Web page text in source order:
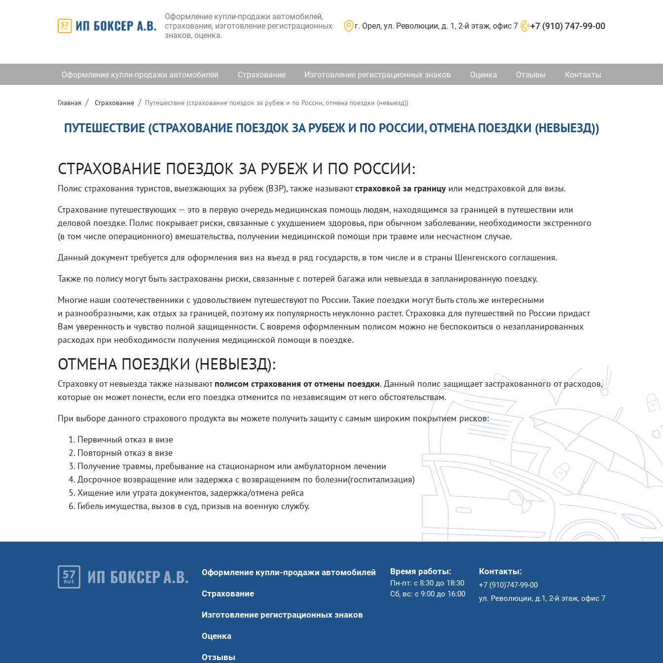
Оформление купли-продажи автомобилей,
страхование, изготовление регистрационных
знаков, оценка.
г. Орел, ул. Революции, д. 1, 2-й этаж, офис 7 +7 (910) 747-99-00
Оформление купли-продажи автомобилей Страхование Изготовление регистрационных знаков Оценка Отзывы Контакты
Главная Страхование Путешествие (страхование поездок за рубеж и по России, отмена поездки (невыезд))
ПУТЕШЕСТВИЕ (СТРАХОВАНИЕ ПОЕЗДОК ЗА РУБЕЖ И ПО РОССИИ, ОТМЕНА ПОЕЗДКИ (НЕВЫЕЗД))
СТРАХОВАНИЕ ПОЕЗДОК ЗА РУБЕЖ И ПО РОССИИ:
Полис страхования туристов, выезжающих за рубеж (ВЗР), также называютстраховкой за границу или медстраховкой для визы.
Страхование путешествующих — это в первую очередь медицинская помощь людям, находящимся за границей в путешествии или
деловой поездке. Полис покрывает риски, связанные с ухудшением здоровья, при обычном заболевании, необходимости экстренного
(в том числе операционного) вмешательства, получении медицинской помощи при травме или несчастном случае.
Данный документ требуется для оформления виз на въезд в ряд государств, в том числе и в страны Шенгенского соглашения.
Также по полису могут быть застрахованы риски, связанные с потерей багажа или невыезда в запланированную поездку.
Многие наши соотечественники с удовольствием путешествуют по России. Такие поездки могут быть столь же интересными
и разнообразными, как отдых за границей, поэтому их популярность неуклонно растет. Страховка для путешествий по России придаст
Вам уверенность и чувство полной защищенности. С вовремя оформленным полисом можно не беспокоиться о незапланированных
расходах при необходимости получения медицинской помощи в поездке.
ОТМЕНА ПОЕЗДКИ (НЕВЫЕЗД):
Страховку от невыезда также называютполисом страхования от отмены поездки. Данный полис защищает застрахованного от расходов,
которые он может понести, если его поездка отменится по независящим от него обстоятельствам.
При выборе данного страхового продукта вы можете получить защиту с самым широким покрытием рисков:
Первичный отказ в визе
Повторный отказ в визе
Получение травмы, пребывание на стационарном или амбулаторном лечении
Досрочное возвращение или задержка с возвращением по болезни(госпитализация)
Хищение или утрата документов, задержка/отмена рейса
Гибель имущества, вызов в суд, призыв на военную службу.
Оформление купли-продажи автомобилей
Страхование
Изготовление регистрационных знаков
Оценка
Отзывы
Время работы:
Пн-пт: с 8:30 до 18:30
Сб, вс: с 9:00 до 16:00
Контакты:
+7 (910)747-99-00
ул. Революции, д.1, 2-й этаж, офис 7